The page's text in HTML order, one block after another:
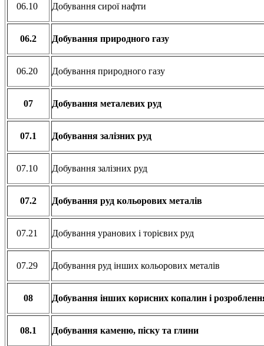
06.10 Добування сирої нафти
06.2 Добування природного газу
06.20 Добування природного газу
07 Добування металевих руд
07.1 Добування залізних руд
07.10 Добування залізних руд
07.2 Добування руд кольорових металів
07.21 Добування уранових і торієвих руд
07.29 Добування руд інших кольорових металів
08 Добування інших корисних копалин і
08.1 Добування каменю, піску та глини